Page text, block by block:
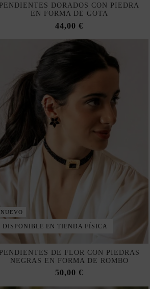
PENDIENTES DORADOS CON PIEDRA
EN FORMA DE GOTA
44,00 €
NUEVO
DISPONIBLE EN TIENDA FÍSICA
PENDIENTES DE FLOR CON PIEDRAS
NEGRAS EN FORMA DE ROMBO
50,00 €